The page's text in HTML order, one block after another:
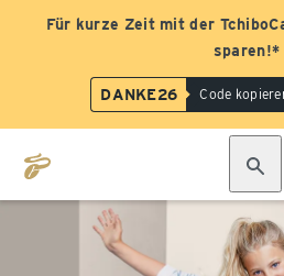
Für kurze Zeit mit der
sparen!*
DANKE26 Code